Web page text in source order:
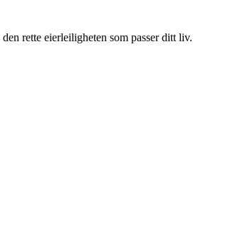
rette eierleiligheten som passer ditt liv.